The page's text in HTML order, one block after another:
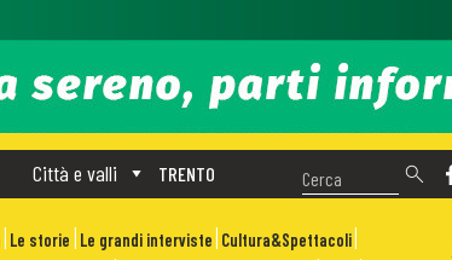
TRENTO
Città e valli
Le storie Le grandi interviste Cultura&Spettacoli